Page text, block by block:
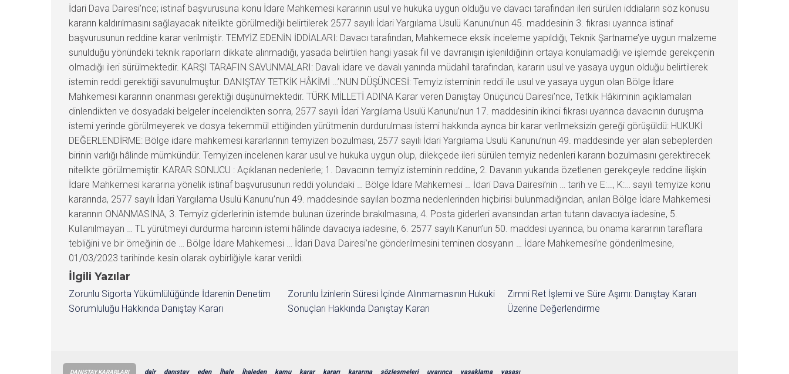
İdari Dava Dairesi’nce; istinaf başvurusuna konu İdare Mahkemesi kararının usul ve hukuka uygun olduğu ve davacı tarafından ileri sürülen iddiaların söz konusu
kararın kaldırılmasını sağlayacak nitelikte görülmediği belirtilerek 2577 sayılı İdari Yargılama Usulü Kanunu’nun 45. maddesinin 3. fıkrası uyarınca istinaf
başvurusunun reddine karar verilmiştir. TEMYİZ EDENİN İDDİALARI: Davacı tarafından, Mahkemece eksik inceleme yapıldığı, Teknik Şartname’ye uygun malzeme
sunulduğu yönündeki teknik raporların dikkate alınmadığı, yasada belirtilen hangi yasak fiil ve davranışın işlenildiğinin ortaya konulamadığı ve işlemde gerekçenin
olmadığı ileri sürülmektedir. KARŞI TARAFIN SAVUNMALARI: Davalı idare ve davalı yanında müdahil tarafından, kararın usul ve yasaya uygun olduğu belirtilerek
istemin reddi gerektiği savunulmuştur. DANIŞTAY TETKİK HÂKİMİ …’NUN DÜŞÜNCESİ: Temyiz isteminin reddi ile usul ve yasaya uygun olan Bölge İdare
Mahkemesi kararının onanması gerektiği düşünülmektedir. TÜRK MİLLETİ ADINA Karar veren Danıştay Onüçüncü Dairesi’nce, Tetkik Hâkiminin açıklamaları
dinlendikten ve dosyadaki belgeler incelendikten sonra, 2577 sayılı İdari Yargılama Usulü Kanunu’nun 17. maddesinin ikinci fıkrası uyarınca davacının duruşma
istemi yerinde görülmeyerek ve dosya tekemmül ettiğinden yürütmenin durdurulması istemi hakkında ayrıca bir karar verilmeksizin gereği görüşüldü: HUKUKİ
DEĞERLENDİRME: Bölge idare mahkemesi kararlarının temyizen bozulması, 2577 sayılı İdari Yargılama Usulü Kanunu’nun 49. maddesinde yer alan sebeplerden
birinin varlığı hâlinde mümkündür. Temyizen incelenen karar usul ve hukuka uygun olup, dilekçede ileri sürülen temyiz nedenleri kararın bozulmasını gerektirecek
nitelikte görülmemiştir. KARAR SONUCU : Açıklanan nedenlerle; 1. Davacının temyiz isteminin reddine, 2. Davanın yukarıda özetlenen gerekçeyle reddine ilişkin
İdare Mahkemesi kararına yönelik istinaf başvurusunun reddi yolundaki … Bölge İdare Mahkemesi … İdari Dava Dairesi’nin … tarih ve E:…, K:… sayılı temyize konu
kararında, 2577 sayılı İdari Yargılama Usulü Kanunu’nun 49. maddesinde sayılan bozma nedenlerinden hiçbirisi bulunmadığından, anılan Bölge İdare Mahkemesi
kararının ONANMASINA, 3. Temyiz giderlerinin istemde bulunan üzerinde bırakılmasına, 4. Posta giderleri avansından artan tutarın davacıya iadesine, 5.
Kullanılmayan … TL yürütmeyi durdurma harcının istemi hâlinde davacıya iadesine, 6. 2577 sayılı Kanun’un 50. maddesi uyarınca, bu onama kararının taraflara
tebliğini ve bir örneğinin de … Bölge İdare Mahkemesi … İdari Dava Dairesi’ne gönderilmesini teminen dosyanın … İdare Mahkemesi’ne gönderilmesine,
01/03/2023 tarihinde kesin olarak oybirliğiyle karar verildi.
İlgili Yazılar
Zorunlu Sigorta Yükümlülüğünde İdarenin Denetim
Sorumluluğu Hakkında Danıştay Kararı
Zorunlu İzinlerin Süresi İçinde Alınmamasının Hukuki
Sonuçları Hakkında Danıştay Kararı
Zımni Ret İşlemi ve Süre Aşımı: Danıştay Kararı
Üzerine Değerlendirme
DANIŞTAY KARARLARI dair danıştay eden İhale İhaleden kamu karar kararı kararına sözleşmeleri uyarınca yasaklama yasası